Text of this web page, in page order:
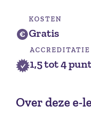
KOSTEN
Gratis
ACCREDITATIE
1,5 tot 4
Over deze e-